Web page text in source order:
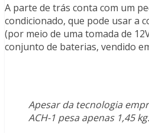
A parte de trás conta com um
condicionado, que pode usar a
(por meio de uma tomada de
conjunto de baterias, vendido
Apesar da tecnologia
ACH-1 pesa apenas 1,45 kg.